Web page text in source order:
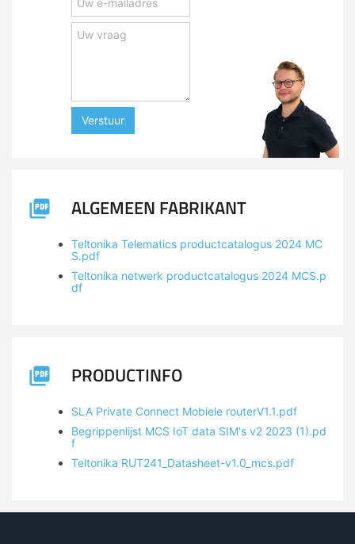
Verstuur
ALGEMEEN FABRIKANT
Teltonika Telematics productcatalogus 2024 MC
S.pdf
Teltonika netwerk productcatalogus 2024 MCS.p
df
PRODUCTINFO
SLA Private Connect Mobiele routerV1.1.pdf
Begrippenlijst MCS IoT data SIM's v2 2023 (1).pd
f
Teltonika RUT241_Datasheet-v1.0_mcs.pdf